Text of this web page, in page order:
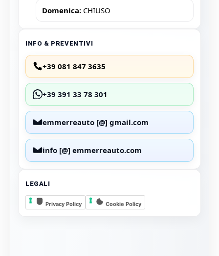
Domenica: CHIUSO
INFO & PREVENTIVI
+39 081 847 3635
+39 391 33 78 301
emmerreauto [@] gmail.com
info [@] emmerreauto.com
LEGALI
Privacy Policy Cookie Policy